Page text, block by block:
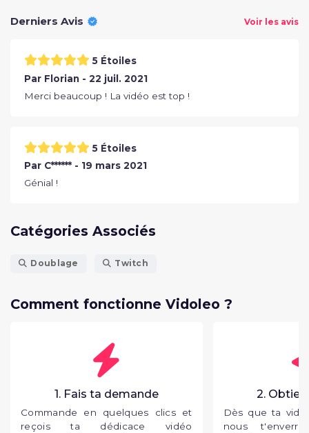
Derniers Avis Voir les avis
5 Étoiles
Par Florian - 22 juil. 2021
Merci beaucoup ! La vidéo est top !
5 Étoiles
Par C****** - 19 mars 2021
Génial !
Catégories Associés
Doublage Twitch
Comment fonctionne Vidoleo ?
1. Fais ta demande
Commande en quelques clics et
reçois ta dédicace vidéo
2.
Dès que ta
nous